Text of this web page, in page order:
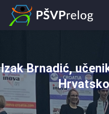
Izak Brnadić,